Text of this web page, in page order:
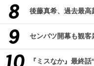
後藤真希、過去最
センバツ開幕も観
『ミスなか』最終